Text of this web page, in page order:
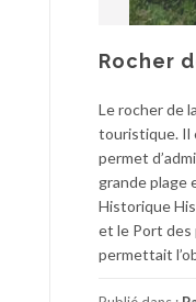
Rocher
Le rocher de
touristique. Il
permet
grande plage
Historique
et le Port des
permettait